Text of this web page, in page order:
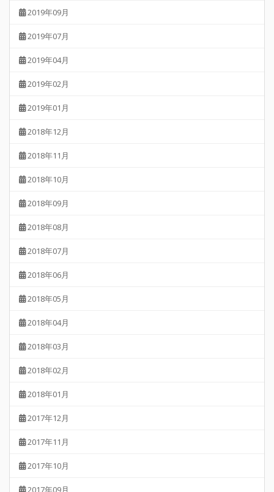
2019年09月
2019年07月
2019年04月
2019年02月
2019年01月
2018年12月
2018年11月
2018年10月
2018年09月
2018年08月
2018年07月
2018年06月
2018年05月
2018年04月
2018年03月
2018年02月
2018年01月
2017年12月
2017年11月
2017年10月
2017年09月